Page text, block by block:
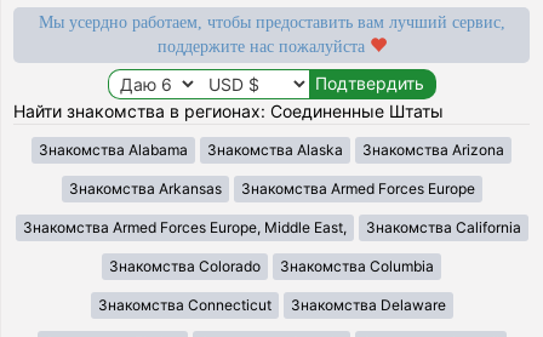
Мы усердно работаем, чтобы предоставить вам лучший сервис,
поддержите нас пожалуйста
Найти знакомства в регионах: Соединенные Штаты
Знакомства Alabama Знакомства Alaska Знакомства Arizona
Знакомства Arkansas Знакомства Armed Forces Europe
Знакомства Armed Forces Europe, Middle East, Знакомства California
Знакомства Colorado Знакомства Columbia
Знакомства Connecticut Знакомства Delaware